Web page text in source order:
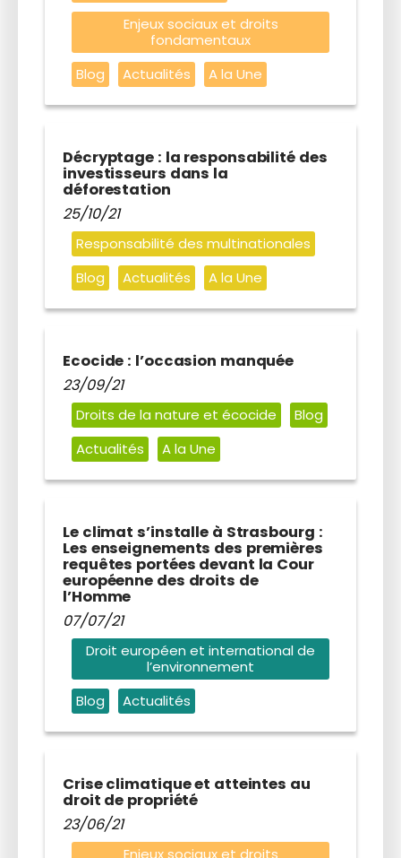
Enjeux sociaux et droits
fondamentaux
Blog
Actualités A la Une
Décryptage : la responsabilité des
investisseurs dans la
déforestation
25/10/21
Responsabilité des multinationales
Blog
Actualités A la Une
Ecocide : l’occasion manquée
23/09/21
Droits de la nature et écocide
Blog
Actualités
A la Une
Le climat s’installe à Strasbourg :
Les enseignements des premières
requêtes portées devant la Cour
européenne des droits de
l’Homme
07/07/21
Droit européen et international de
l’environnement
Blog
Actualités
Crise climatique et atteintes au
droit de propriété
23/06/21
Enjeux sociaux et droits